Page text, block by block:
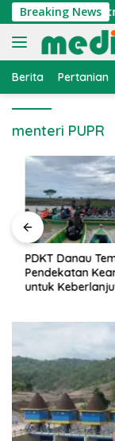
Langsung
ke
konten
Breaking News
Nelayan,
Berita Pertanian
menteri PUPR
PDKT Danau
Pendekatan
untuk